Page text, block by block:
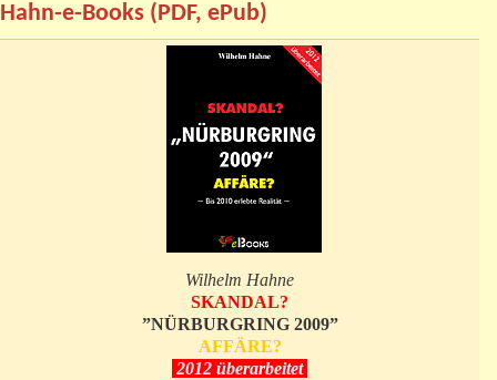
Hahn-e-Books (PDF, ePub)
Wilhelm Hahne
SKANDAL?
”NÜRBURGRING 2009”
AFFÄRE?
2012 überarbeitet